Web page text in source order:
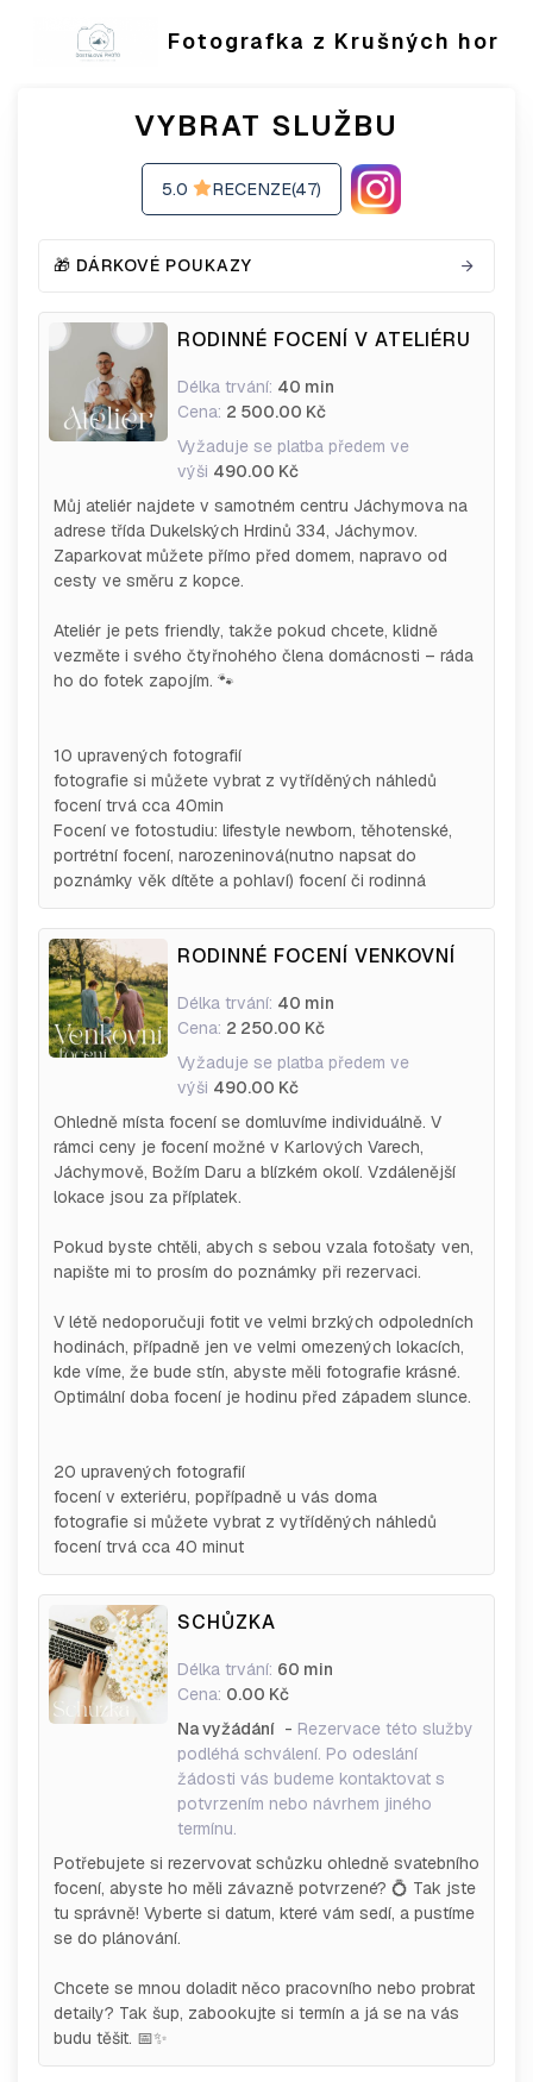
Fotografka z Krušných hor
VYBRAT SLUŽBU
5.0 RECENZE(47)
🎁 DÁRKOVÉ POUKAZY
RODINNÉ FOCENÍ V ATELIÉRU
Délka trvání: 40 min
Cena: 2 500.00 Kč
Vyžaduje se platba předem ve
výši 490.00 Kč
Můj ateliér najdete v samotném centru Jáchymova na
adrese třída Dukelských Hrdinů 334, Jáchymov.
Zaparkovat můžete přímo před domem, napravo od
cesty ve směru z kopce.
Ateliér je pets friendly, takže pokud chcete, klidně
vezměte i svého čtyřnohého člena domácnosti – ráda
ho do fotek zapojím. 🐾
10 upravených fotografií
fotografie si můžete vybrat z vytříděných náhledů
focení trvá cca 40min
Focení ve fotostudiu: lifestyle newborn, těhotenské,
portrétní focení, narozeninová(nutno napsat do
poznámky věk dítěte a pohlaví) focení či rodinná
RODINNÉ FOCENÍ VENKOVNÍ
Délka trvání: 40 min
Cena: 2 250.00 Kč
Vyžaduje se platba předem ve
výši 490.00 Kč
Ohledně místa focení se domluvíme individuálně. V
rámci ceny je focení možné v Karlových Varech,
Jáchymově, Božím Daru a blízkém okolí. Vzdálenější
lokace jsou za příplatek.
Pokud byste chtěli, abych s sebou vzala fotošaty ven,
napište mi to prosím do poznámky při rezervaci.
V létě nedoporučuji fotit ve velmi brzkých odpoledních
hodinách, případně jen ve velmi omezených lokacích,
kde víme, že bude stín, abyste měli fotografie krásné.
Optimální doba focení je hodinu před západem slunce.
20 upravených fotografií
focení v exteriéru, popřípadně u vás doma
fotografie si můžete vybrat z vytříděných náhledů
focení trvá cca 40 minut
SCHŮZKA
Délka trvání: 60 min
Cena: 0.00 Kč
Na vyžádání - Rezervace této služby
podléhá schválení. Po odeslání
žádosti vás budeme kontaktovat s
potvrzením nebo návrhem jiného
termínu.
Potřebujete si rezervovat schůzku ohledně svatebního
focení, abyste ho měli závazně potvrzené? 💍 Tak jste
tu správně! Vyberte si datum, které vám sedí, a pustíme
se do plánování.
Chcete se mnou doladit něco pracovního nebo probrat
detaily? Tak šup, zabookujte si termín a já se na vás
budu těšit. 📅✨